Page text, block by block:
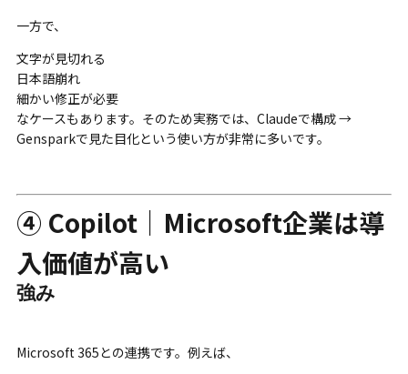
一方で、
文字が見切れる
日本語崩れ
細かい修正が必要
なケースもあります。そのため実務では、Claudeで構成 →
Gensparkで見た目化という使い方が非常に多いです。
④ Copilot｜Microsoft企業は導
入価値が高い
強み
Microsoft 365との連携です。例えば、